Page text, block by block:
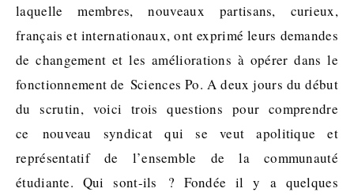
laquelle membres, nouveaux partisans, curieux,
français et internationaux, ont exprimé leurs demandes
de changement et les améliorations à opérer dans le
fonctionnement de Sciences Po. A deux jours du début
du scrutin, voici trois questions pour comprendre
ce nouveau syndicat qui se veut apolitique et
représentatif de l’ensemble de la communauté
étudiante. Qui sont-ils ? Fondée il y a quelques